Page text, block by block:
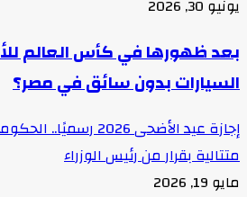
يونيو 30, 2026
بعد ظهورها في كأس العالم
السيارات بدون سائق في مصر؟
متتالية بقرار من رئيس الوزراء
مايو 19, 2026